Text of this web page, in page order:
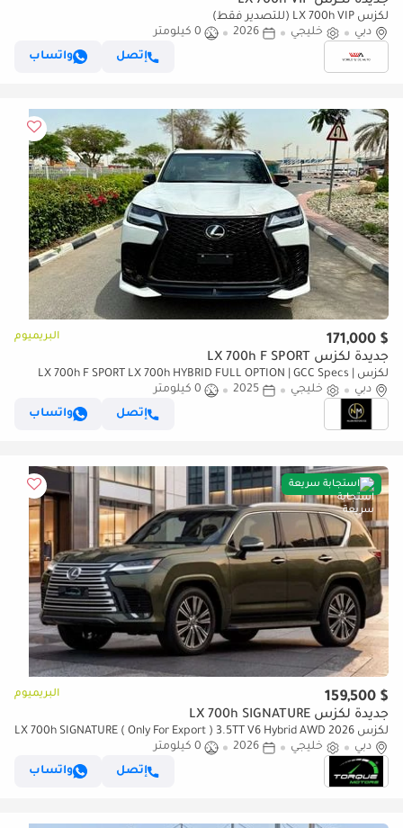
لكزس LX 700h VIP (للتصدير فقط)
دبي
خليجي 2026
0 كيلومتر
إتصل
واتساب
$ 171,000 البريميوم
جديدة لكزس LX 700h F SPORT
لكزس LX 700h F SPORT LX 700h HYBRID FULL OPTION | GCC Specs |
Brand Hybrid Luxury
دبي خليجي 2025
0 كيلومتر
إتصل
واتساب
استجابة سريعة
$ 159,500 البريميوم
جديدة لكزس LX 700h SIGNATURE
لكزس LX 700h SIGNATURE ( Only For Export ) 3.5TT V6 Hybrid AWD 2026
GCC BRAND NEW
دبي خليجي 2026
0 كيلومتر
إتصل
واتساب